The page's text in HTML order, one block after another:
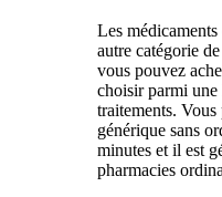
Les
autre catégorie
vous pouvez
choisir parmi une
traitements.
générique sans
minutes et il est
pharmacies